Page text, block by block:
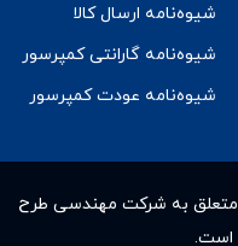
شیوه‌نامه ارسال کالا
شیوه‌نامه گارانتی کمپرسور
شیوه‌نامه عودت کمپرسور
متعلق به شرکت مهندسی طرح
است.